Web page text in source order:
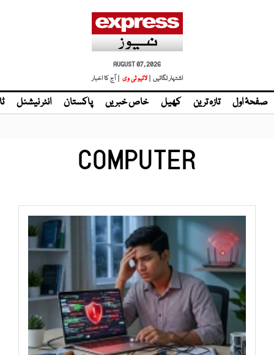
AUGUST 07, 2026
اشتہار لگائیں |
| آج کا اخبار
صفحۂ اول تازہ ترین کھیل خاص خبریں پاکستان انٹر نیشنل
COMPUTER